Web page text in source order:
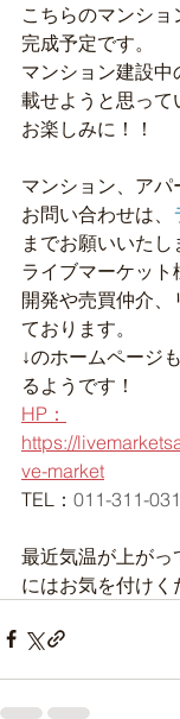
こちらのマンシ
完成予定です。
マンション建設中
載せようと思って
お楽しみに！！
マンション、アパ
お問い合わせは、
までお願いいたし
ライブマーケッ
開発や売買仲介、
ております。
↓のホームページ
るようです！
HP：
https://
ve-market
TEL： 011-311-
最近気温が上がっ
にはお気を付けく